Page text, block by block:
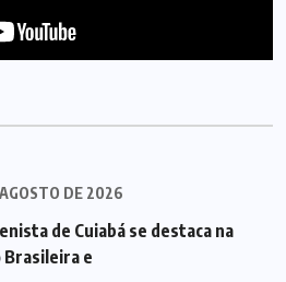
DE 2026
de Cuiabá se destaca na
Brasileira e